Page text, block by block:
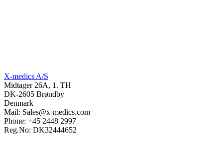
X-medics A/S
Midtager 26A, 1. TH
DK-2605 Brøndby
Denmark
Mail: Sales@x-medics.com
Phone: +45 2448 2997
Reg.No: DK32444652